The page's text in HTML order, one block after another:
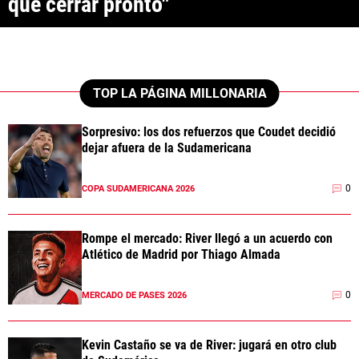
ANÁLISIS TÁCTICO
NOTICIAS
GUÍAS
CÓDIGOS
PRONÓSTICOS
APUESTA DEL DÍA
ESCRIBÍ EN LA PÁGINA MILLONARIAAPUESTAS
La Página Millonaria es un sitio no oficial, creado por socios e
hinchas de River y no tiene afiliación alguna con el club Atlético River
Plate.
Esta sección no tiene relación alguna con el club. Para visitar el sitio
TOP LA PÁGINA MILLONARIA
Sorpresivo: los dos refuerzos que Coudet decidió
dejar afuera de la Sudamericana
COPA SUDAMERICANA 2026 0
Rompe el mercado: River llegó a un acuerdo con
Atlético de Madrid por Thiago Almada
MERCADO DE PASES 2026 0
Kevin Castaño se va de River: jugará en otro club